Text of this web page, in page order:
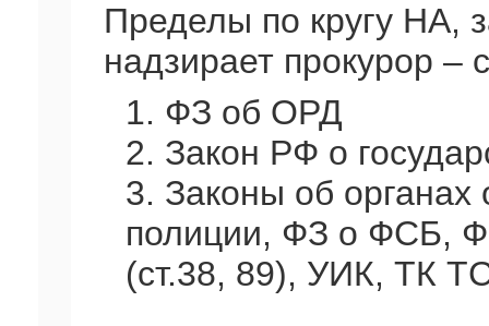
Пределы по кругу НА,
надзирает прокурор
1. ФЗ об ОРД
2. Закон РФ о
3. Законы об
полиции, ФЗ о ФСБ,
(ст.38, 89), УИК, ТК